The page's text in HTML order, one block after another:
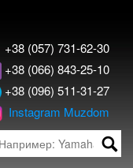
+38 (057) 731-62-30
+38 (066) 843-25-10
+38 (096) 511-31-27
Instagram Muzdom